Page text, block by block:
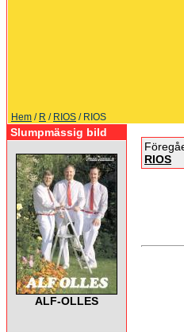
Hem / R / RIOS / RIOS
Slumpmässig bild
ALF-OLLES
RIOS